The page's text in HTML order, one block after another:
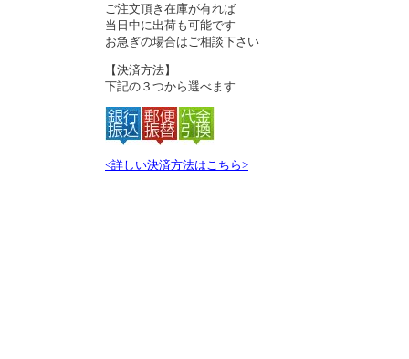
ご注文頂き在庫が有れば
当日中に出荷も可能です
お急ぎの場合はご相談下さい
【決済方法】
下記の３つから選べます
<詳しい決済方法はこちら>